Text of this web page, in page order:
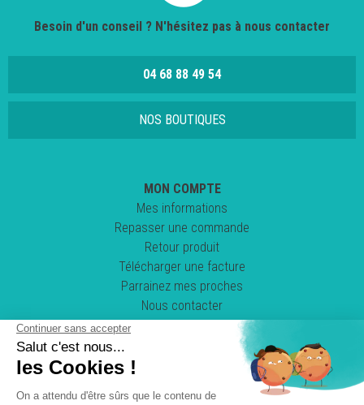
Besoin d'un conseil ? N'hésitez pas à nous contacter
04 68 88 49 54
NOS BOUTIQUES
MON COMPTE
Mes informations
Repasser une commande
Retour produit
Télécharger une facture
Parrainez mes proches
Nous contacter